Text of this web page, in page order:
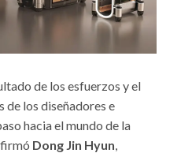
de los esfuerzos y el
los diseñadores e
hacia el mundo de la
Dong Jin Hyun,